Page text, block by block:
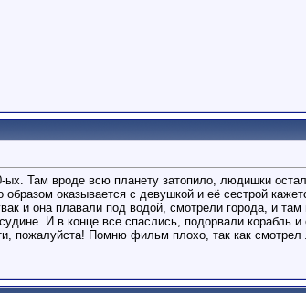
Там вроде всю планету затопило, людишки
оказывается с девушкой и её сестрой
и она плавали под водой, смотрели города, и
И в конце все спаслись, подорвали корабль
пожалуйста! Помню фильм плохо, так как смотрел